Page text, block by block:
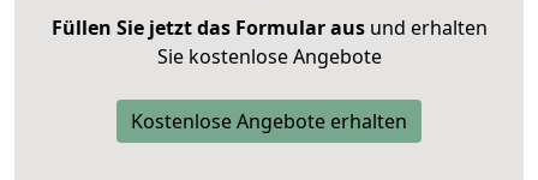
Füllen Sie jetzt das Formular ausund erhalten
Sie kostenlose Angebote
Kostenlose Angebote erhalten